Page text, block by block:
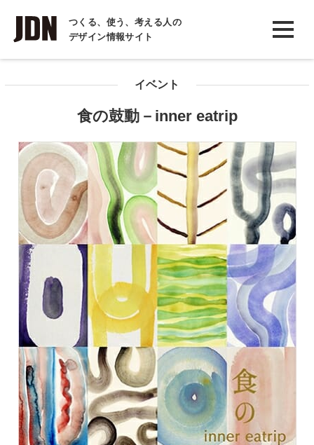
つくる、使う、考える人の
デザイン情報サイト
INTERVIEW
インタビュー
コラム
イベント
食の鼓動－inner eatrip